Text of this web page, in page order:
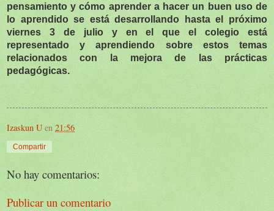
pensamiento y cómo aprender a hacer un buen uso de
lo aprendido se está desarrollando hasta el próximo
viernes 3 de julio y en el que el colegio está
representado y aprendiendo sobre estos temas
relacionados con la mejora de las prácticas
pedagógicas.
Izaskun U en 21:56
Compartir
No hay comentarios:
Publicar un comentario